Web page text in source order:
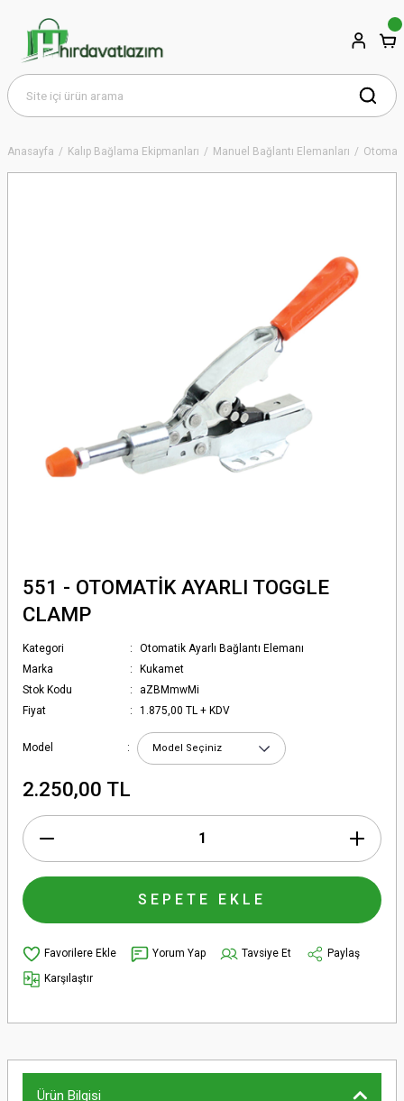
Anasayfa Kalıp Bağlama Ekipmanları Manuel Bağlantı Elemanları
551 - OTOMATİK AYARLI TOGGLE
CLAMP
Kategori
Otomatik Ayarlı Bağlantı Elemanı
Marka
Kukamet
Stok Kodu
aZBMmwMi
Fiyat
1.875,00 TL + KDV
Model
2.250,00 TL
SEPETE EKLE
Yorum Yap Tavsiye Et
Paylaş
Karşılaştır
Ürün Bilgisi